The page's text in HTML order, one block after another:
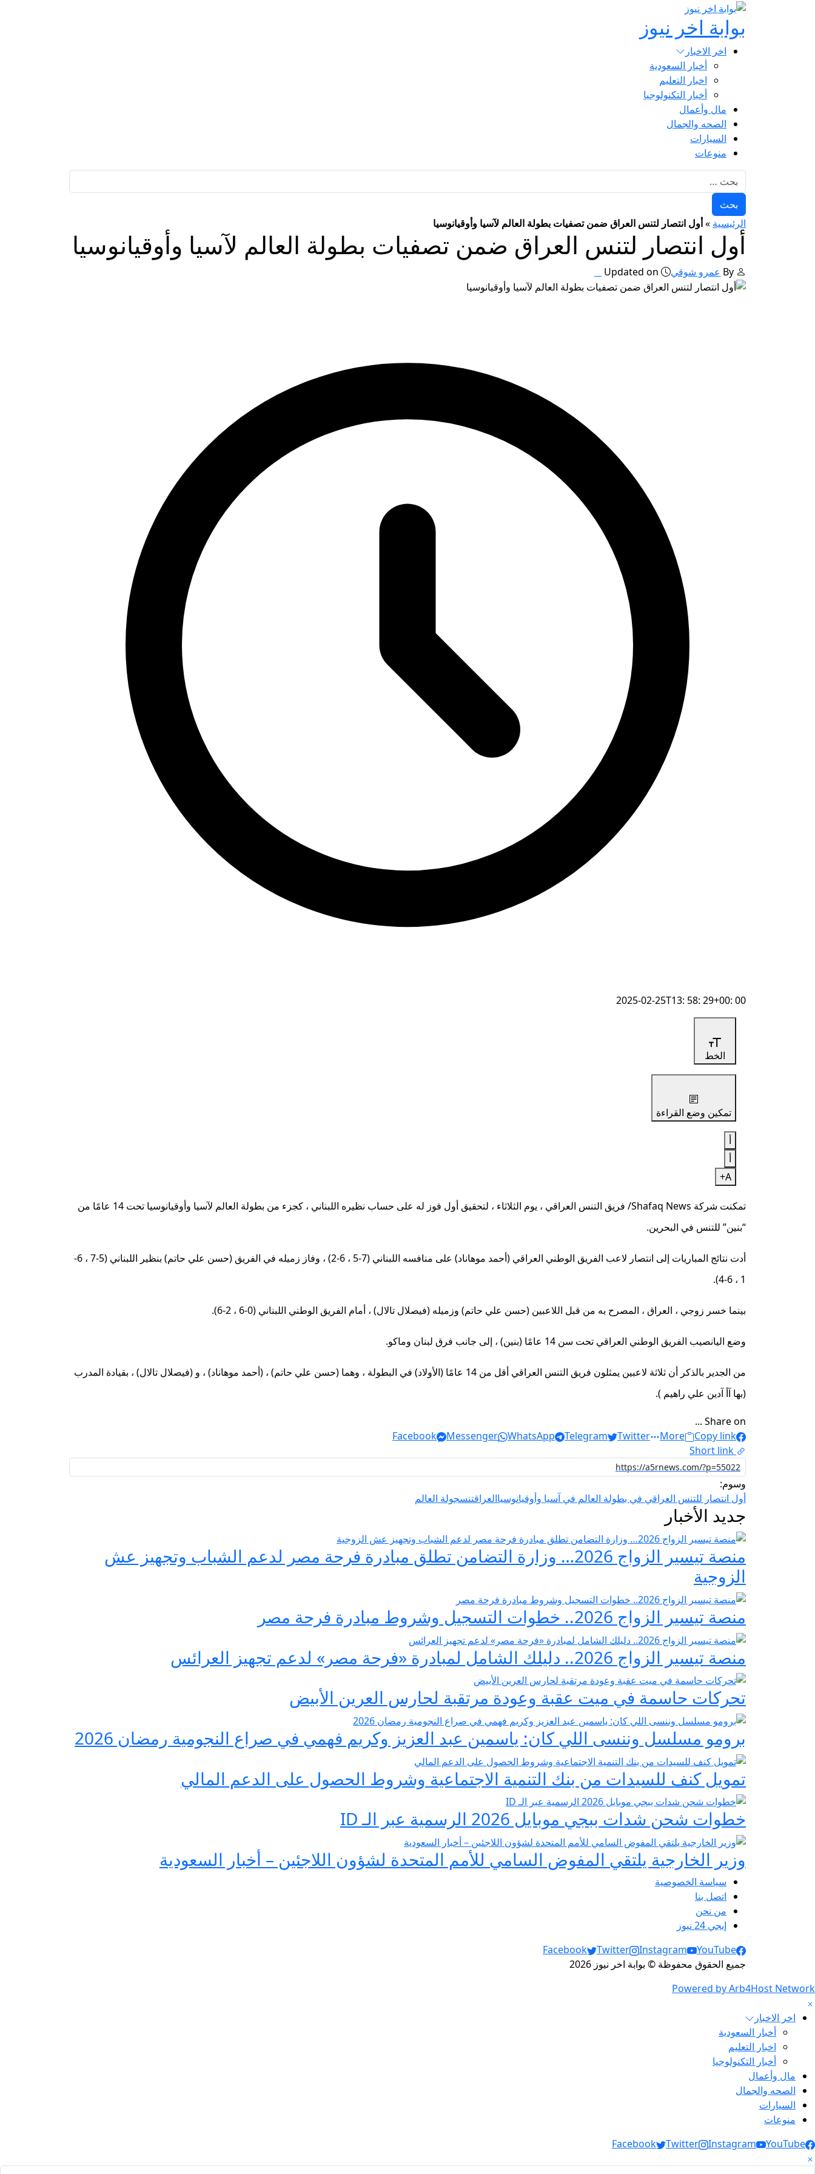
بوابة اخر نيوز
اخر الاخبار
أخبار السعودية
اخبار التعليم
أخبار التكنولوجيا
مال وأعمال
الصحه والجمال
السيارات
منوعات
الرئيسية »أول انتصار لتنس العراق ضمن تصفيات بطولة العالم لآسيا وأوقيانوسيا
أول انتصار لتنس العراق ضمن تصفيات بطولة العالم لآسيا وأوقيانوسيا
By عمرو شوقي Updated on
2025-02-25T13: 58: 29+00: 00
الخط
تمكين وضع القراءة
أ
أ
A+
تمكنت شركة Shafaq News/ فريق التنس العراقي ، يوم الثلاثاء ، لتحقيق أول فوز له على حساب نظيره اللبناني ، كجزء من بطولة العالم لآسيا وأوقيانوسيا تحت 14 عامًا من
“بنين” للتنس في البحرين.
أدت نتائج المباريات إلى انتصار لاعب الفريق الوطني العراقي (أحمد موهاناد) على منافسه اللبناني (7-5 ​​، 6-2) ، وفاز زميله في الفريق (حسن علي حاتم) بنظير اللبناني (5-7 ، 6-
1 ، 6-4).
بينما خسر زوجي ، العراق ، المصرح به من قبل اللاعبين (حسن علي حاتم) وزميله (فيصلال تالال) ، أمام الفريق الوطني اللبناني (0-6 ، 2-6).
وضع اليانصيب الفريق الوطني العراقي تحت سن 14 عامًا (بنين) ، إلى جانب فرق لبنان وماكو.
من الجدير بالذكر أن ثلاثة لاعبين يمثلون فريق التنس العراقي أقل من 14 عامًا (الأولاد) في البطولة ، وهما (حسن علي حاتم) ، (أحمد موهاناد) ، و (فيصلال تالال) ، بقيادة المدرب
(بها آأ آدين علي راهيم ).
Share on ...
Facebook
Messenger WhatsApp Telegram Twitter More
Copy link
Short link
وسوم:
أول انتصار للتنس العراقي في بطولة العالم في آسيا وأوقيانوسياالعراقتنسجولة العالم
جديد الأخبار
منصة تيسير الزواج 2026… وزارة التضامن تطلق مبادرة فرحة مصر لدعم الشباب وتجهيز عش
الزوجية
منصة تيسير الزواج 2026.. خطوات التسجيل وشروط مبادرة فرحة مصر
منصة تيسير الزواج 2026.. دليلك الشامل لمبادرة «فرحة مصر» لدعم تجهيز العرائس
تحركات حاسمة في ميت عقبة وعودة مرتقبة لحارس العرين الأبيض
برومو مسلسل وننسى اللي كان: ياسمين عبد العزيز وكريم فهمي في صراع النجومية رمضان 2026
تمويل كنف للسيدات من بنك التنمية الاجتماعية وشروط الحصول على الدعم المالي
خطوات شحن شدات ببجي موبايل 2026 الرسمية عبر الـ ID
وزير الخارجية يلتقي المفوض السامي للأمم المتحدة لشؤون اللاجئين – أخبار السعودية
سياسة الخصوصية
اتصل بنا
من نحن
إيجي 24 نيوز
Social Links
Facebook Twitter Instagram
YouTube
جميع الحقوق محفوظة © بوابة اخر نيوز 2026
Powered by Arb4Host Network
اخر الاخبار
أخبار السعودية
اخبار التعليم
أخبار التكنولوجيا
مال وأعمال
الصحه والجمال
السيارات
منوعات
Social Links
Facebook Twitter Instagram YouTube